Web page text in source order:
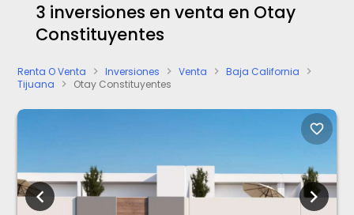
3 inversiones en venta en Otay
Constituyentes
Renta O Venta chevron_right Inversiones chevron_right Venta chevron_right Baja California chevron_right
Tijuana chevron_right Otay Constituyentes
favorite_border
chevron_left chevron_right